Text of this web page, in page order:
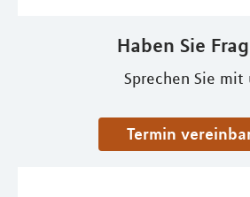
Haben Sie
Sprechen Sie mit
Termin